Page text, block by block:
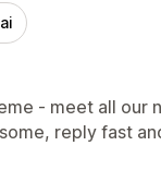
- meet all our
reply fast